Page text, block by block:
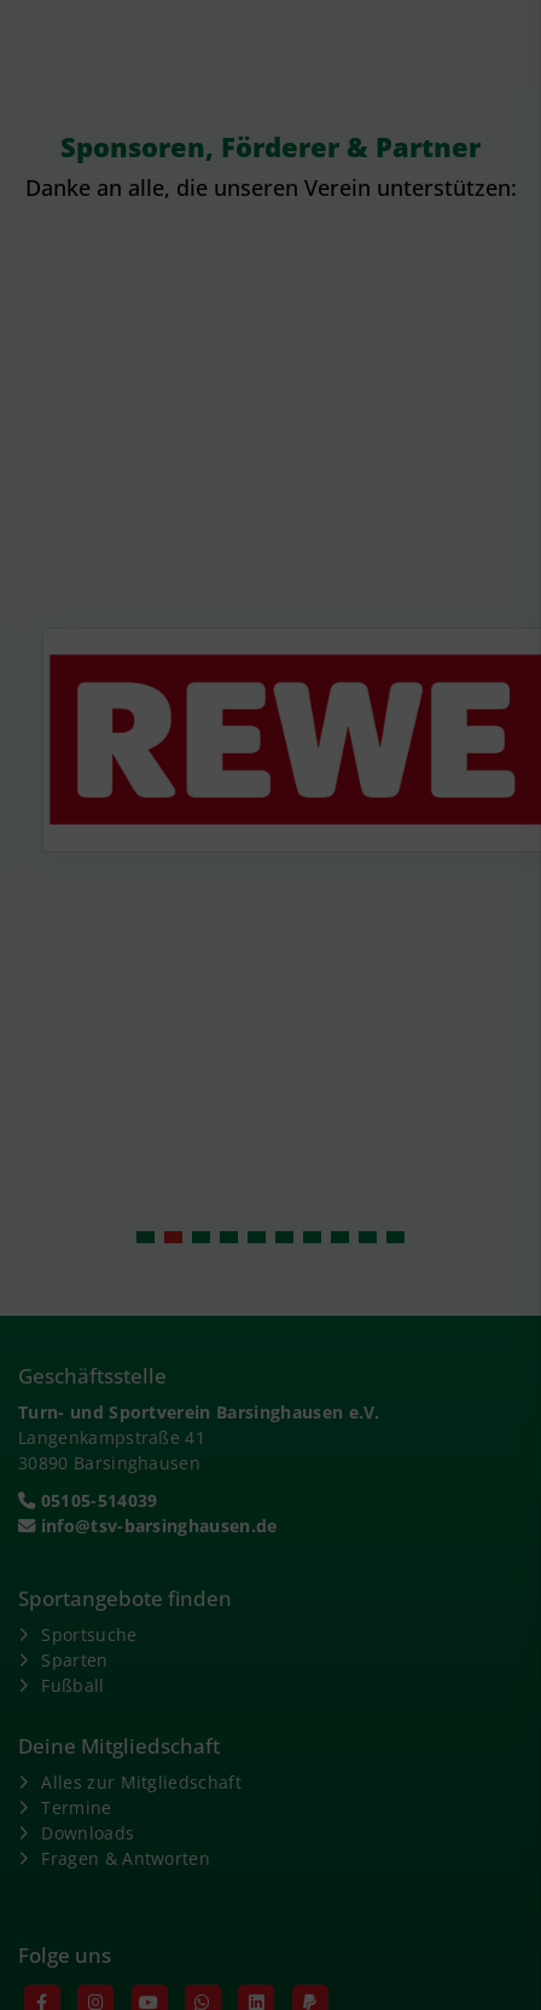
Sponsoren, Förderer & Partner
Danke an alle, die unseren Verein unterstützen:
Geschäftsstelle
Turn- und Sportverein Barsinghausen e.V.
Langenkampstraße 41
30890 Barsinghausen
05105-514039
info@tsv-barsinghausen.de
Sportangebote finden
Sportsuche
Sparten
Fußball
Deine Mitgliedschaft
Alles zur Mitgliedschaft
Termine
Downloads
Fragen & Antworten
Folge uns